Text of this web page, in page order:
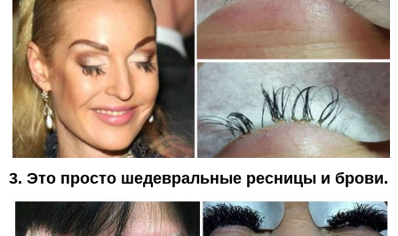
3. Это просто шедевральные ресницы и брови.